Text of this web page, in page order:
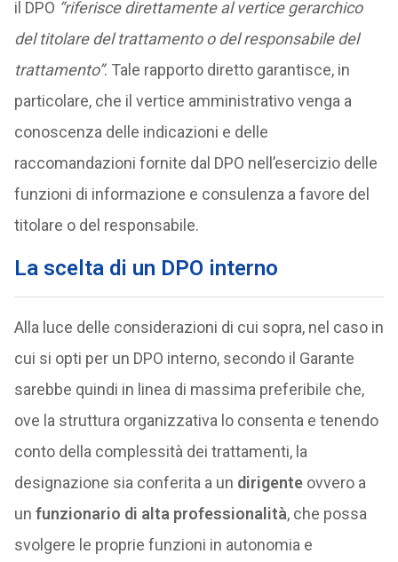
il DPO “riferisce direttamente al vertice gerarchico
del titolare del trattamento o del responsabile del
trattamento”. Tale rapporto diretto garantisce, in
particolare, che il vertice amministrativo venga a
conoscenza delle indicazioni e delle
raccomandazioni fornite dal DPO nell’esercizio delle
funzioni di informazione e consulenza a favore del
titolare o del responsabile.
La scelta di un DPO interno
Alla luce delle considerazioni di cui sopra, nel caso in
cui si opti per un DPO interno, secondo il Garante
sarebbe quindi in linea di massima preferibile che,
ove la struttura organizzativa lo consenta e tenendo
conto della complessità dei trattamenti, la
designazione sia conferita a un dirigenteovvero a
un funzionario di alta professionalità, che possa
svolgere le proprie funzioni in autonomia e